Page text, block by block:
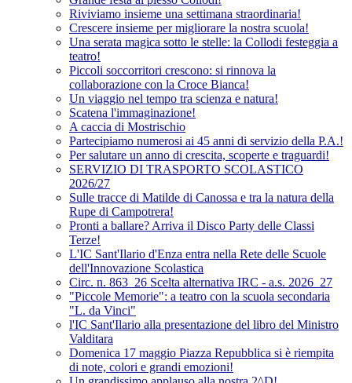
Riviviamo insieme una settimana straordinaria!
Crescere insieme per migliorare la nostra scuola!
Una serata magica sotto le stelle: la Collodi festeggia a
teatro!
Piccoli soccorritori crescono: si rinnova la
collaborazione con la Croce Bianca!
Un viaggio nel tempo tra scienza e natura!
Scatena l'immaginazione!
A caccia di Mostrischio
Partecipiamo numerosi ai 45 anni di servizio della P.A.!
Per salutare un anno di crescita, scoperte e traguardi!
SERVIZIO DI TRASPORTO SCOLASTICO
2026/27
Sulle tracce di Matilde di Canossa e tra la natura della
Rupe di Campotrera!
Pronti a ballare? Arriva il Disco Party delle Classi
Terze!
L'IC Sant'Ilario d'Enza entra nella Rete delle Scuole
dell'Innovazione Scolastica
Circ. n. 863_26 Scelta alternativa IRC - a.s. 2026_27
"Piccole Memorie": a teatro con la scuola secondaria
"L. da Vinci"
l'IC Sant'Ilario alla presentazione del libro del Ministro
Valditara
Domenica 17 maggio Piazza Repubblica si è riempita
di note, colori e grandi emozioni!